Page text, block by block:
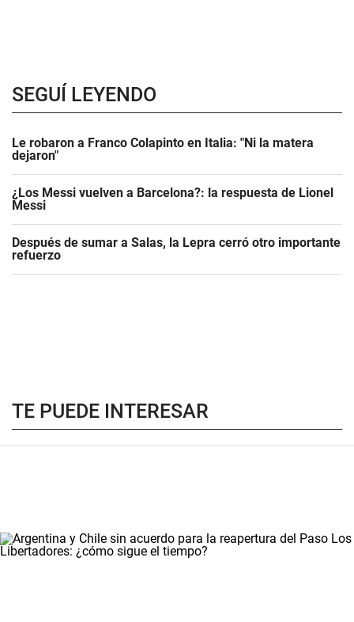
SEGUÍ LEYENDO
Le robaron a Franco Colapinto en Italia: "Ni la matera
dejaron"
¿Los Messi vuelven a Barcelona?: la respuesta de Lionel
Messi
Después de sumar a Salas, la Lepra cerró otro importante
refuerzo
TE PUEDE INTERESAR